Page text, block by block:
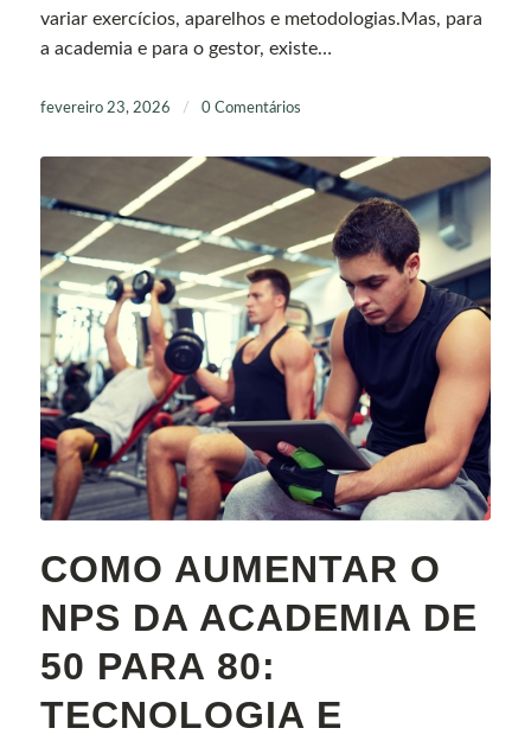
variar exercícios, aparelhos e metodologias.Mas, para
a academia e para o gestor, existe…
fevereiro 23, 2026 / 0 Comentários
COMO AUMENTAR O
NPS DA ACADEMIA DE
50 PARA 80:
TECNOLOGIA E